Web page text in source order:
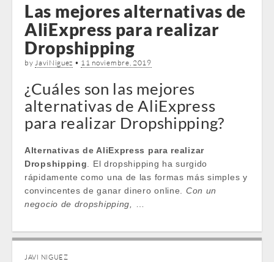
Las mejores alternativas de
AliExpress para realizar
Dropshipping
byJaviNiguez • 11 noviembre, 2019
¿Cuáles son las mejores
alternativas de AliExpress
para realizar Dropshipping?
Alternativas de AliExpress para realizar
Dropshipping . El dropshipping ha surgido
rápidamente como una de las formas más simples y
convincentes de ganar dinero online. Con un
negocio de dropshipping,
JAVI NIGUEZ